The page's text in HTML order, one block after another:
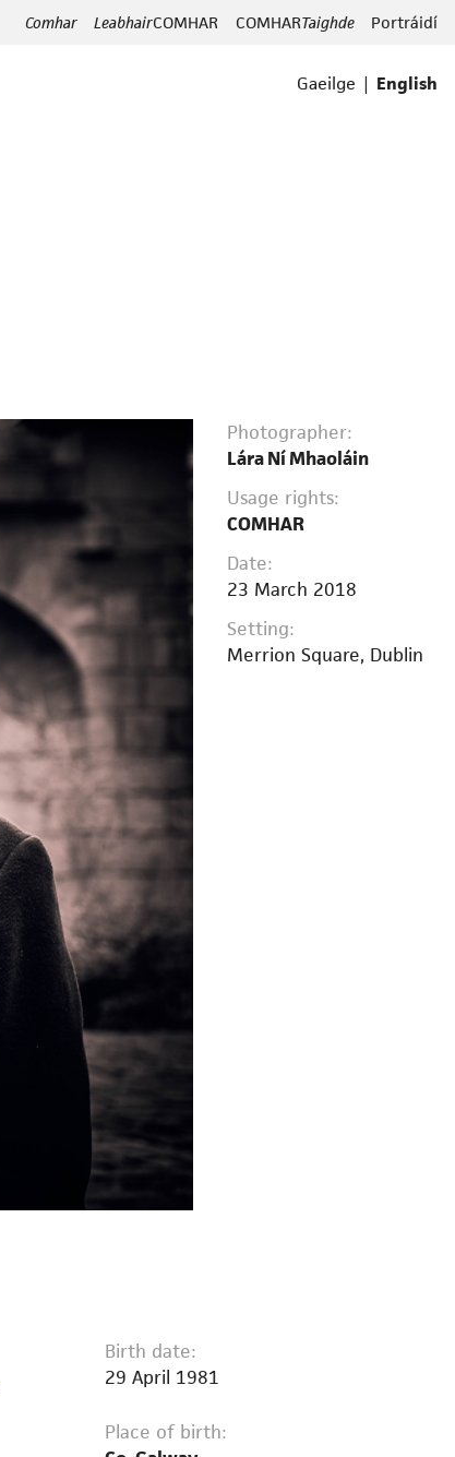
Comhar LeabhairCOMHAR COMHARTaighde Portráidí
Gaeilge | English
Photographer:
Lára Ní Mhaoláin
Usage rights:
COMHAR
Date:
23 March 2018
Setting:
Merrion Square, Dublin
Birth date:
29 April 1981
Place of birth: